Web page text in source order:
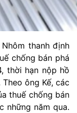
thanh định
chống bán phá
thời hạn nộp hồ
ông Kế, các
thuế chống bán
những năm qua.